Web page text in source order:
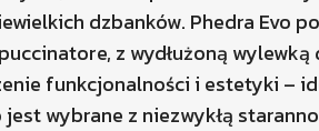
dzbanków. Phedra Evo
z wydłużoną wylewką
funkcjonalności i estetyki –
wybrane z niezwykłą